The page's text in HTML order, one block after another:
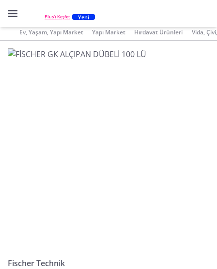
Plus'ı Keşfet Yeni
Ev, Yaşam, Yapı Market Yapı Market Hırdavat Ürünleri Vida,
Fischer Technik